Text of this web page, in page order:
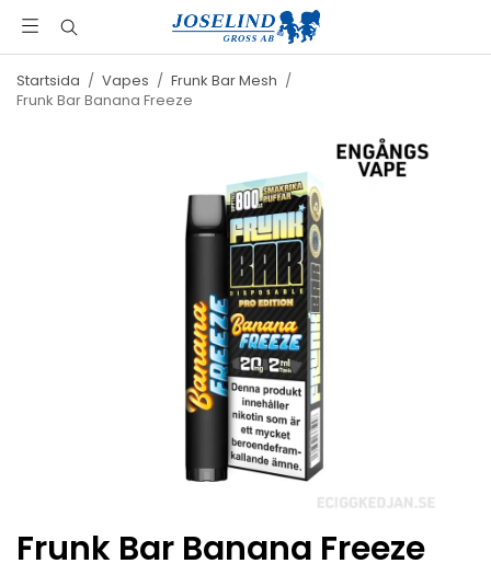
Startsida / Vapes / Frunk Bar Mesh /
Frunk Bar Banana Freeze
Frunk Bar Banana Freeze